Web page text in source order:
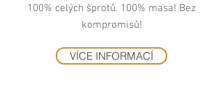
100% celých šprotů. 100% masa! Bez
kompromisů!
VÍCE INFORMACÍ